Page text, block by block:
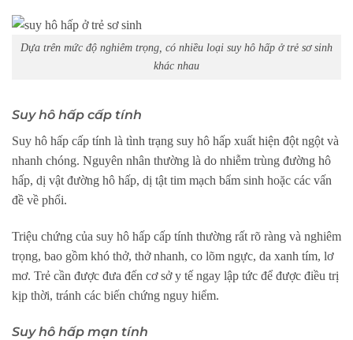
Dựa trên mức độ nghiêm trọng, có nhiều loại suy hô hấp ở trẻ sơ sinh
khác nhau
Suy hô hấp cấp tính
Suy hô hấp cấp tính là tình trạng suy hô hấp xuất hiện đột ngột và
nhanh chóng. Nguyên nhân thường là do nhiễm trùng đường hô
hấp, dị vật đường hô hấp, dị tật tim mạch bẩm sinh hoặc các vấn
đề về phổi.
Triệu chứng của suy hô hấp cấp tính thường rất rõ ràng và nghiêm
trọng, bao gồm khó thở, thở nhanh, co lõm ngực, da xanh tím, lơ
mơ. Trẻ cần được đưa đến cơ sở y tế ngay lập tức để được điều trị
kịp thời, tránh các biến chứng nguy hiểm.
Suy hô hấp mạn tính